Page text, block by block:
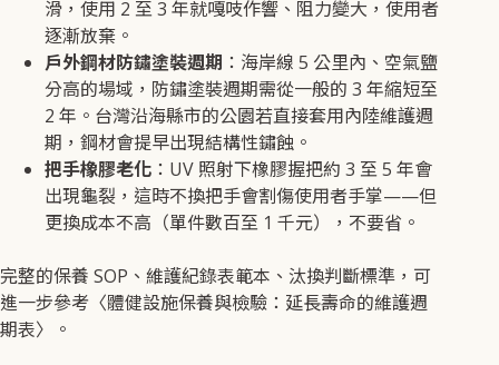
滑，使用 2 至 3 年就嘎吱作響、阻力變大，使用者
逐漸放棄。
戶外鋼材防鏽塗裝週期 ：海岸線 5 公里內、空氣鹽
分高的場域，防鏽塗裝週期需從一般的 3 年縮短至
2 年。台灣沿海縣市的公園若直接套用內陸維護週
期，鋼材會提早出現結構性鏽蝕。
把手橡膠老化 ：UV 照射下橡膠握把約 3 至 5 年會
出現龜裂，這時不換把手會割傷使用者手掌——但
更換成本不高（單件數百至 1 千元），不要省。
完整的保養 SOP、維護紀錄表範本、汰換判斷標準，可
進一步參考〈體健設施保養與檢驗：延長壽命的維護週
期表〉。